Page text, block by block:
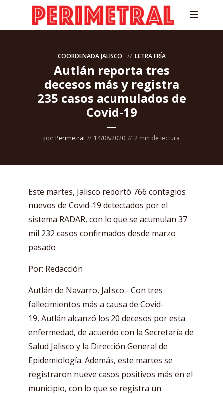
COORDENADA JALISCO LETRA FRÍA
Autlán reporta tres
decesos más y registra
235 casos acumulados de
Covid-19
por Perimetral 14/08/2020 2 min de lectura
Este martes, Jalisco reportó 766 contagios
nuevos de Covid-19 detectados por el
sistema RADAR, con lo que se acumulan 37
mil 232 casos confirmados desde marzo
pasado
Por: Redacción
Autlán de Navarro, Jalisco.- Con tres
fallecimientos más a causa de Covid-
19, Autlán alcanzó los 20 decesos por esta
enfermedad, de acuerdo con la Secretaría de
Salud Jalisco y la Dirección General de
Epidemiología. Además, este martes se
registraron nueve casos positivos más en el
municipio, con lo que se registra un